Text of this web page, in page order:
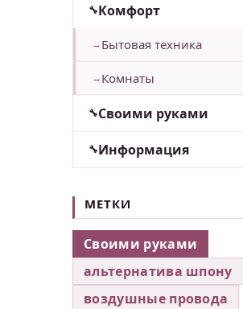
Комфорт
Бытовая техника
Комнаты
Своими руками
Информация
МЕТКИ
Своими руками
альтернатива шпону
воздушные провода